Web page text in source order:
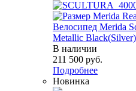
Велосипед Merida
Metallic Black(Silver)
В наличии
211 500 руб.
Подробнее
Новинка